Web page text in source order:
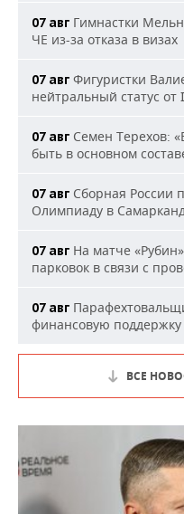
07 авг Гимнастки
ЧЕ из-за отказа в визах
07 авг Фигуристки
нейтральный статус от
07 авг Семен Терехов:
быть в основном
07 авг Сборная России
Олимпиаду в
07 авг На матче
парковок в связи с
07 авг
финансовую поддержку
ВСЕ